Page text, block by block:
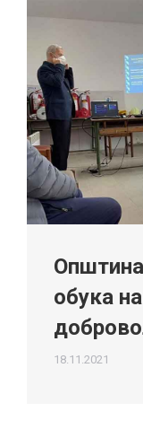
обука
18.11.2021